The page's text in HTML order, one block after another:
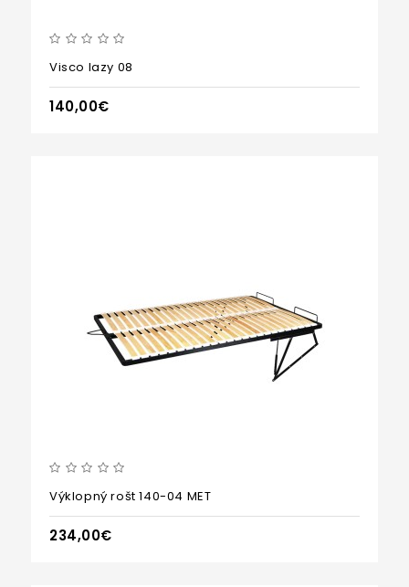
Visco lazy 08
140,00€
Výklopný rošt 140-04 MET
234,00€